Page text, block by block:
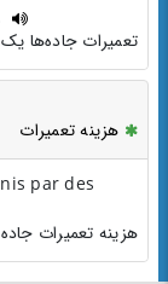
تعمیرات جاده‌ها
هزینه تعمیرات
par des
هزینه تعمیرات